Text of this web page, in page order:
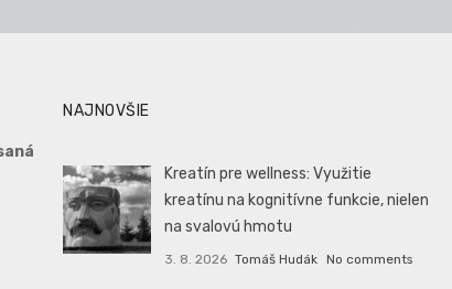
NAJNOVŠIE
Kreatín pre wellness: Využitie
kreatínu na kognitívne funkcie, nielen
na svalovú hmotu
3. 8. 2026 Tomáš Hudák No comments